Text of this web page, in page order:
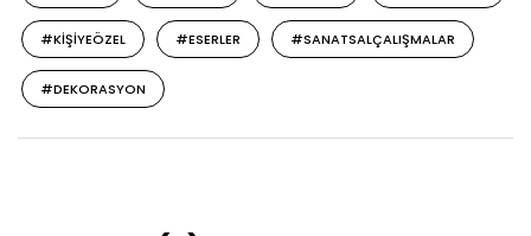
#KIŞIYEÖZEL #ESERLER #SANATSALÇALIŞMALAR
#DEKORASYON